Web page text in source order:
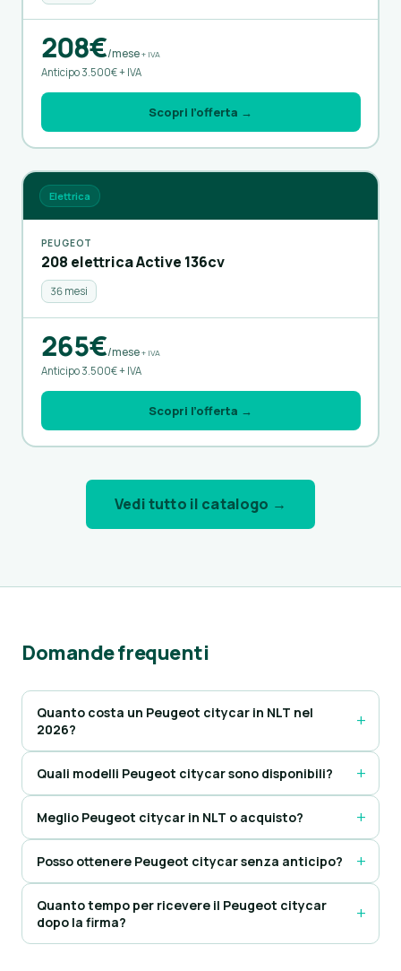
208€/mese+ IVA
Anticipo 3.500€ + IVA
Scopri l’offerta →
Elettrica
PEUGEOT
208 elettrica Active 136cv
36 mesi
265€/mese+ IVA
Anticipo 3.500€ + IVA
Scopri l’offerta →
Vedi tutto il catalogo →
Domande frequenti
Quanto costa un Peugeot citycar in NLT nel
2026?
Quali modelli Peugeot citycar sono disponibili?
Meglio Peugeot citycar in NLT o acquisto?
Posso ottenere Peugeot citycar senza anticipo?
Quanto tempo per ricevere il Peugeot citycar
dopo la firma?